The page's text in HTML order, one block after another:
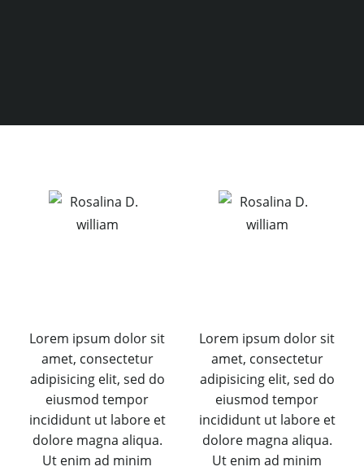
Lorem ipsum dolor sit
amet, consectetur
adipisicing elit, sed do
eiusmod tempor
incididunt ut labore et
dolore magna aliqua.
Ut enim ad minim
Lorem ipsum dolor sit
amet, consectetur
adipisicing elit, sed do
eiusmod tempor
incididunt ut labore et
dolore magna aliqua.
Ut enim ad minim